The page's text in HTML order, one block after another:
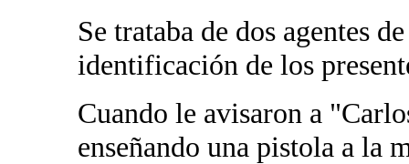
Se trataba de dos agentes
identificación de los
Cuando le avisaron a
enseñando una pistola a la